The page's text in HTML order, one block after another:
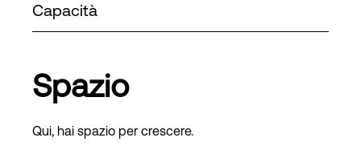
Capacità
Spazio
Qui, hai spazio per crescere.